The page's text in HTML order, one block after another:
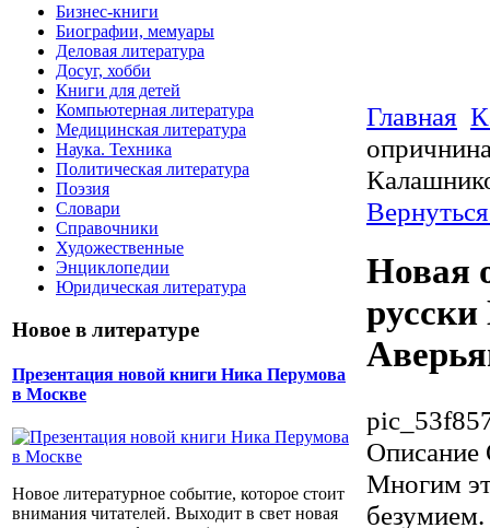
Бизнес-книги
Биографии, мемуары
Деловая литература
Досуг, хобби
Книги для детей
Компьютерная литература
Медицинская литература
Наука. Техника
Политическая литература
Поэзия
Словари
Справочники
Художественные
Энциклопедии
Юридическая литература
Новое в литературе
Презентация новой книги Ника Перумова
в Москве
Новое литературное событие, которое стоит
внимания читателей. Выходит в свет новая
Главная
Новая
Описание
Многим